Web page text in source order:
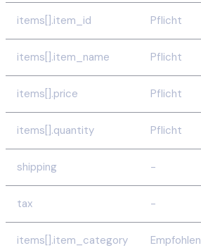
items[].item_id Pflicht
items[].item_name Pflicht
items[].price Pflicht
items[].quantity Pflicht
shipping -
tax -
items[].item_category Empfohlen